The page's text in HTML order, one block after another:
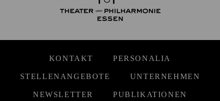
KONTAKT PERSONALIA
STELLENANGEBOTE UNTERNEHMEN
NEWSLETTER PUBLIKATIONEN